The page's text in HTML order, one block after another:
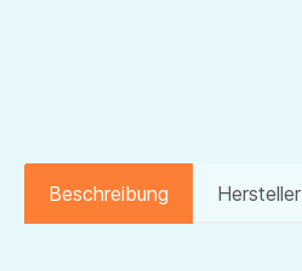
Beschreibung Hersteller